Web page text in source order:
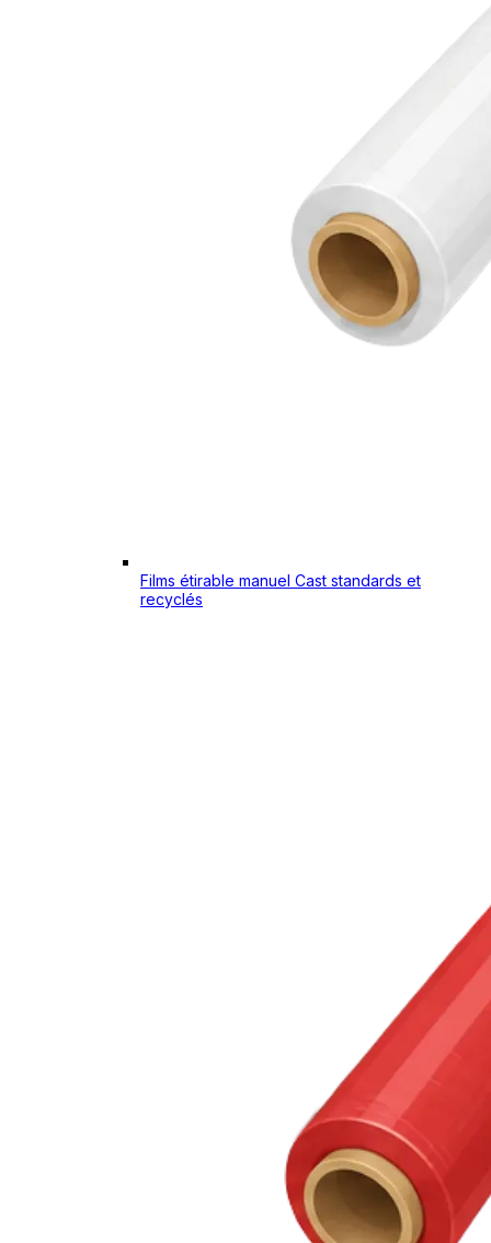
Films étirable manuel Cast standards et
recyclés